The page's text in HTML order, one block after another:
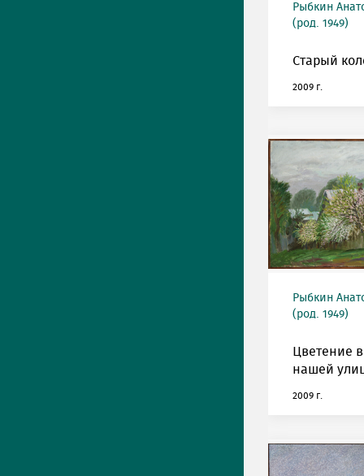
Рыбкин
(род. 1949)
Старый
2009 г.
Рыбкин
(род. 1949)
Цветение
нашей
2009 г.